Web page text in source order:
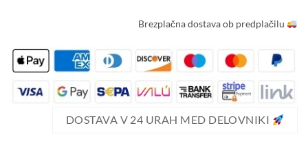
Brezplačna dostava ob predplačilu
DOSTAVA V 24 URAH MED DELOVNIKI